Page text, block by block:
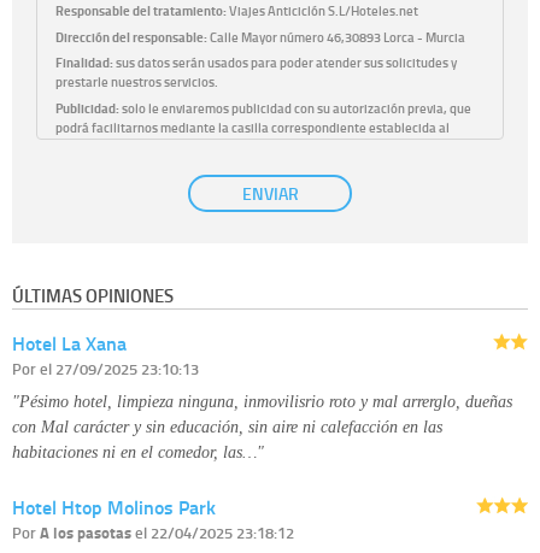
Responsable del tratamiento:Viajes Anticiclón S.L/Hoteles.net
Dirección del responsable:Calle Mayor número 46,30893 Lorca - Murcia
Finalidad:sus datos serán usados para poder atender sus solicitudes y
prestarle nuestros servicios.
Publicidad:solo le enviaremos publicidad con su autorización previa, que
podrá facilitarnos mediante la casilla correspondiente establecida al
únicamente trataremos sus datos con su consentimiento
previo, que podrá facilitarnos mediante la casilla correspondiente
Derechos:tiene derecho a saber qué información tenemos sobre usted,
disponible en nuestra página web.
Información complementaria:
ENVIAR
ÚLTIMAS OPINIONES
Hotel La Xana
Porel 27/09/2025 23:10:13
"Pésimo hotel, limpieza ninguna, inmovilisrio roto y mal arrerglo, dueñas
con Mal carácter y sin educación, sin aire ni calefacción en las
habitaciones ni en el comedor, las…"
Hotel Htop Molinos Park
PorA los pasotasel 22/04/2025 23:18:12